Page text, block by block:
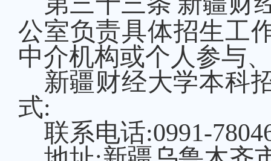
公室负责具体招生工
中介机构或个人参与
新疆财经大学本科
式:
联系电话:0991-